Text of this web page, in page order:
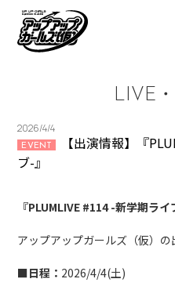
LIVE
2026/4/4
EVENT
【出演情報】『
ブ-』
『PLUMLIVE #114 -新学期ライ
アップアップガールズ（仮）の
■日程： 2026/4/4(土)